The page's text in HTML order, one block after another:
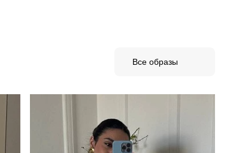
Все образы